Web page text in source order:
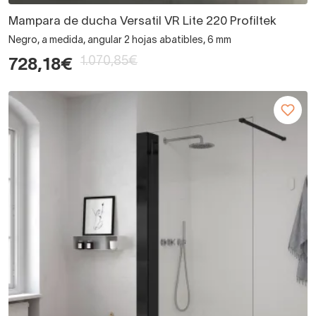
Mampara de ducha Versatil VR Lite 220 Profiltek
Negro, a medida, angular 2 hojas abatibles, 6 mm
728,18€ 1.070,85€